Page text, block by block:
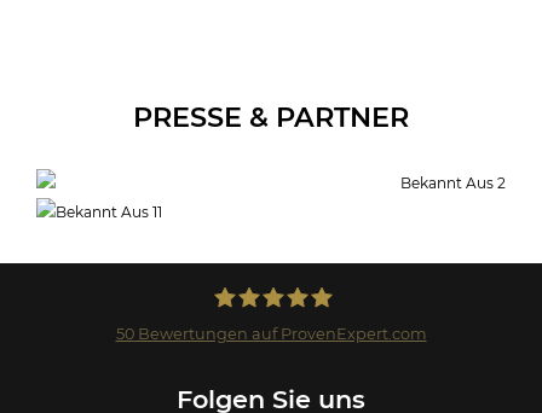
PRESSE & PARTNER
50Bewertungen auf ProvenExpert.com
Folgen Sie uns